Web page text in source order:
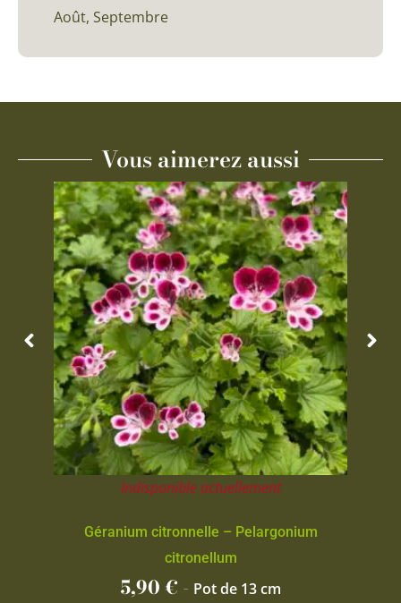
Août, Septembre
Vous aimerez aussi
Indisponible actuellement
Géranium citronnelle – Pelargonium
citronellum
5,90€ - Pot de 13 cm